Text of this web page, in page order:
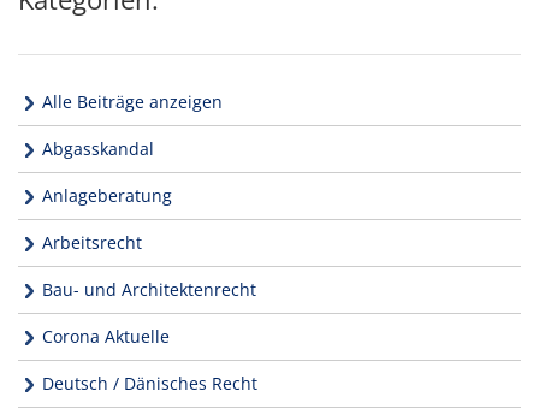
Alle Beiträge anzeigen
Abgasskandal
Anlageberatung
Arbeitsrecht
Bau- und Architektenrecht
Corona Aktuelle
Deutsch / Dänisches Recht